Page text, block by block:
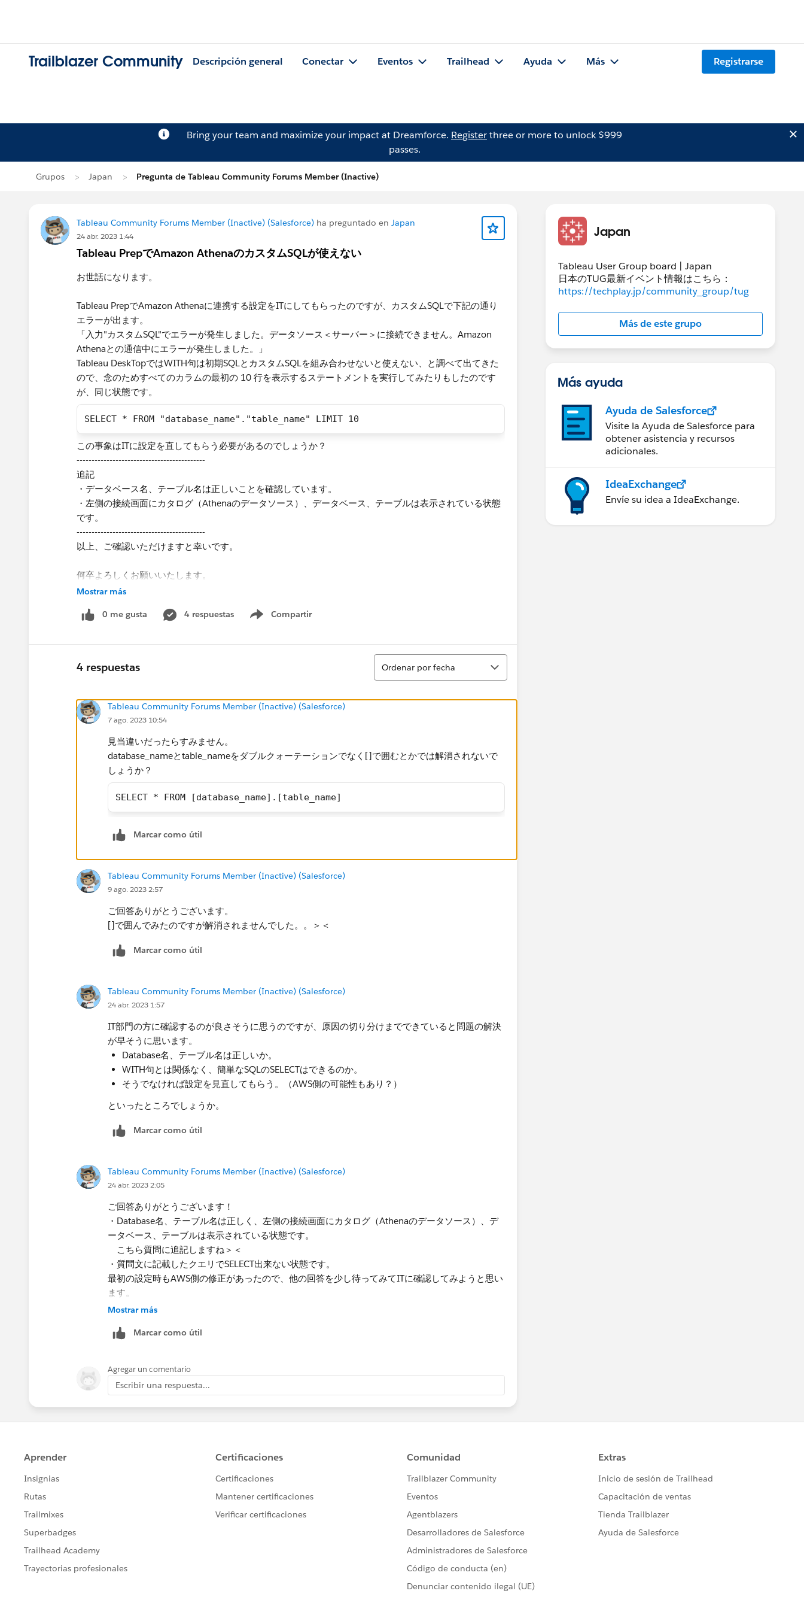
Trailblazer Community Descripción general Conectar Eventos Trailhead Ayuda Más Registrarse
Bring your team and maximize your impact at Dreamforce. Registerthree or more to unlock $999
passes.
Grupos Japan Pregunta de Tableau Community Forums Member (Inactive)
Tableau Community Forums Member (Inactive) (Salesforce) ha preguntado en Japan
24 abr. 2023 1:44
Tableau PrepでAmazon AthenaのカスタムSQLが使えない
お世話になります。
Tableau PrepでAmazon Athenaに連携する設定をITにしてもらったのですが、カスタムSQLで下記の通り
エラーが出ます。
「入力"カスタムSQL"でエラーが発生しました。データソース＜サーバー＞に接続できません。​Amazon
Athenaとの通信中にエラーが発生しました。」
Tableau DeskTopではWITH句は初期SQLとカスタムSQLを組み合わせないと使えない、と調べて出てきた
ので、念のためすべてのカラムの最初の 10 行を表示するステートメントを実行してみたりもしたのです
が、同じ状態です。
SELECT * FROM "database_name"."table_name" LIMIT 10
​この事象はITに設定を直してもらう必要があるのでしょうか？
-------------------------------------------
追記
・データベース名、テーブル名は正しいことを確認しています。
・左側の接続画面にカタログ（Athenaのデータソース）、データベース、テーブルは表示されている状態
です。​
-------------------------------------------​
以上、ご確認いただけますと幸いです。​
何卒よろしくお願いいたします。​
Mostrar más
0 me gusta 4 respuestas Compartir
Show menu
4 respuestas
Ordenar
Ordenar por fecha
Tableau Community Forums Member (Inactive) (Salesforce)
7 ago. 2023 10:54
見当違いだったらすみません。
database_nameとtable_nameをダブルクォーテーションでなく[]で囲むとかでは解消されないで
しょうか？
SELECT * FROM [database_name].[table_name]
Marcar como útil
Tableau Community Forums Member (Inactive) (Salesforce)
9 ago. 2023 2:57
ご回答ありがとうございます。
[]で囲んでみたのですが解消されませんでした。。＞＜
Marcar como útil
Tableau Community Forums Member (Inactive) (Salesforce)
24 abr. 2023 1:57
IT部門の方に確認するのが良さそうに思うのですが、原因の切り分けまで​できていると問題の解決
が早そうに思います。
Database名、テーブル名は正しいか。
WITH句とは関係なく、簡単なSQLのSELECTはできるのか。
そうでなければ設定を見直してもらう。（AWS側の可能性もあり？）
といったところでしょうか。​
Marcar como útil
Tableau Community Forums Member (Inactive) (Salesforce)
24 abr. 2023 2:05
ご回答ありがとうございます！
・Database名、テーブル名は正しく、左側の接続画面にカタログ（Athenaのデータソース）、デ
ータベース、テーブルは表示されている状態です。
こちら質問に追記しますね＞＜
​・質問文に記載したクエリでSELECT出来ない状態です。
最初の設定時もAWS側の修正があったので、他の回答を少し待ってみてITに確認してみようと思い
ます。
Mostrar más
Marcar como útil
Agregar un comentario
Escribir una respuesta...
Japan
Tableau User Group board | Japan
日本のTUG最新イベント情報はこちら：
https://techplay.jp/community_group/tug
Más de este grupo
Más ayuda
Ayuda de Salesforce
Visite la Ayuda de Salesforce para
obtener asistencia y recursos
adicionales.
IdeaExchange
Envíe su idea a IdeaExchange.